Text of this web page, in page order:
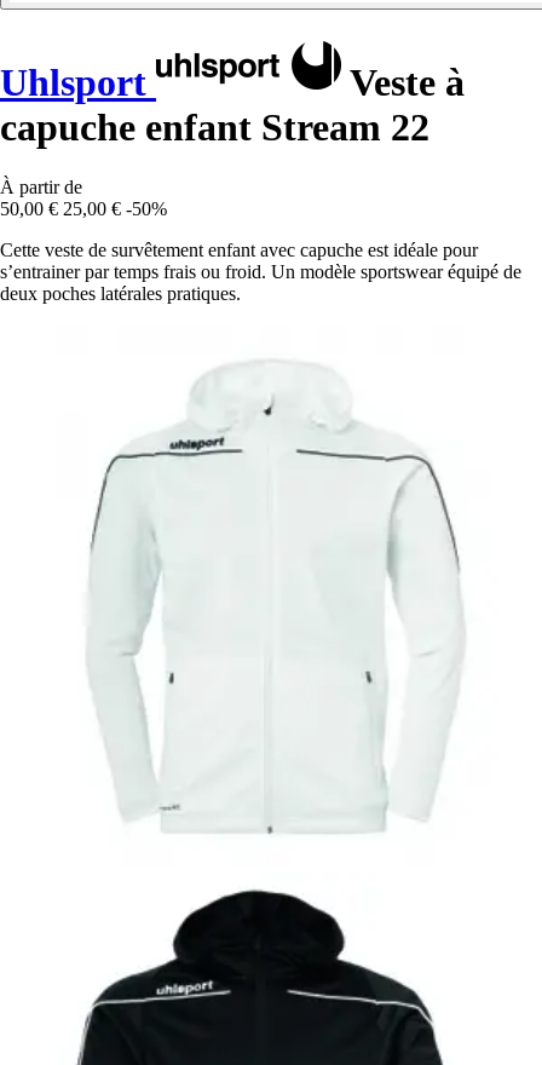
Uhlsport
Veste à
capuche enfant Stream 22
À partir de
50,00 € 25,00 € -50%
Cette veste de survêtement enfant avec capuche est idéale pour
s’entrainer par temps frais ou froid. Un modèle sportswear équipé de
deux poches latérales pratiques.